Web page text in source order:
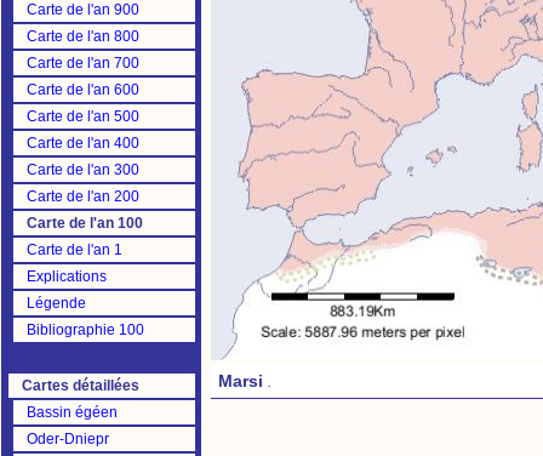
Carte de l'an 900
Carte de l'an 800
Carte de l'an 700
Carte de l'an 600
Carte de l'an 500
Carte de l'an 400
Carte de l'an 300
Carte de l'an 200
Carte de l'an 100
Carte de l'an 1
Explications
Légende
Bibliographie 100
Cartes détaillées
Bassin égéen
Oder-Dniepr
Marsi .